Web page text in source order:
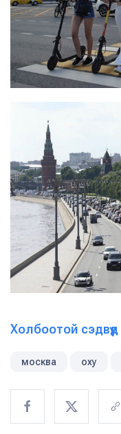
Холбоотой сэдвүүд
москва оху